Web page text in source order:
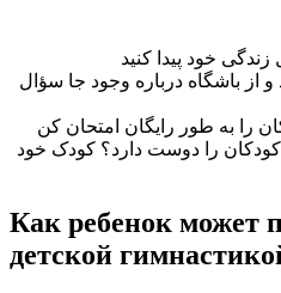
خود پیدا کنید
از باشگاه درباره وجود جا سؤال
را به طور رایگان امتحان کن
کودکان را دوست دارد؟ کودک خود
Как ребенок может
детской